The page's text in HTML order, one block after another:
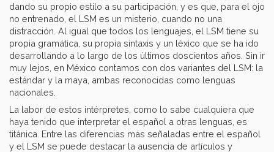
dando su propio estilo a su participación, y es que, para el ojo
no entrenado, el LSM es un misterio, cuando no una
distracción. Al igual que todos los lenguajes, el LSM tiene su
propia gramática, su propia sintaxis y un léxico que se ha ido
desarrollando a lo largo de los últimos doscientos años. Sin ir
muy lejos, en México contamos con dos variantes del LSM: la
estándar y la maya, ambas reconocidas como lenguas
nacionales.
La labor de estos intérpretes, como lo sabe cualquiera que
haya tenido que interpretar el español a otras lenguas, es
titánica. Entre las diferencias más señaladas entre el español
y el LSM se puede destacar la ausencia de artículos y